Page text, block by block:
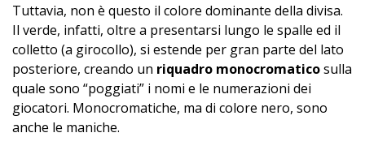
Tuttavia, non è questo il colore dominante della divisa.
Il verde, infatti, oltre a presentarsi lungo le spalle ed il
colletto (a girocollo), si estende per gran parte del lato
posteriore, creando un riquadro monocromaticosulla
quale sono “poggiati” i nomi e le numerazioni dei
giocatori. Monocromatiche, ma di colore nero, sono
anche le maniche.